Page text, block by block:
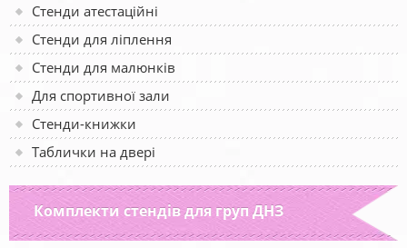
Стенди атестаційні
Стенди для ліплення
Стенди для малюнків
Для спортивної зали
Стенди-книжки
Таблички на двері
Комплекти стендів для груп ДНЗ